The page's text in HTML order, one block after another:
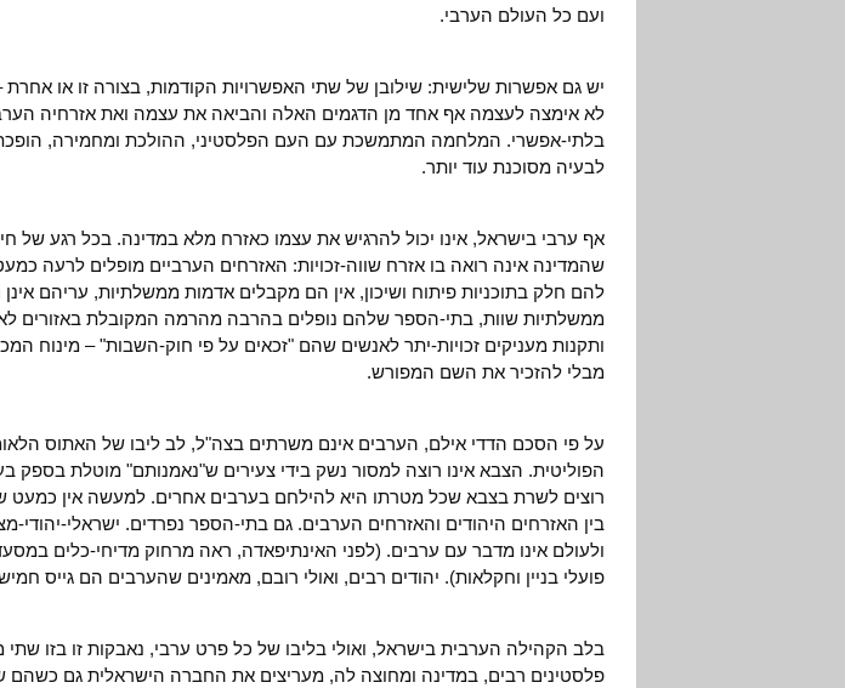
ועם כל העולם הערבי.
יש גם אפשרות שלישית: שילובן של שתי האפשרויות הקודמות, בצורה זו או
לא אימצה לעצמה אף אחד מן הדגמים האלה והביאה את עצמה ואת אזרחיה
בלתי-אפשרי. המלחמה המתמשכת עם העם הפלסטיני, ההולכת ומחמירה,
לבעיה מסוכנת עוד יותר.
אף ערבי בישראל, אינו יכול להרגיש את עצמו כאזרח מלא במדינה. בכל רגע של
שהמדינה אינה רואה בו אזרח שווה-זכויות: האזרחים הערביים מופלים לרעה
להם חלק בתוכניות פיתוח ושיכון, אין הם מקבלים אדמות ממשלתיות, עריהם
ממשלתיות שוות, בתי-הספר שלהם נופלים בהרבה מהרמה המקובלת באזורים
ותקנות מעניקים זכויות-יתר לאנשים שהם "זכאים על פי חוק-השבות" – מינוח
מבלי להזכיר את השם המפורש.
על פי הסכם הדדי אילם, הערבים אינם משרתים בצה"ל, לב ליבו של האתוס
הפוליטית. הצבא אינו רוצה למסור נשק בידי צעירים ש"נאמנותם" מוטלת בספק
רוצים לשרת בצבא שכל מטרתו היא להילחם בערבים אחרים. למעשה אין כמעט
בין האזרחים היהודים והאזרחים הערבים. גם בתי-הספר נפרדים. ישראלי-יהודי-
ולעולם אינו מדבר עם ערבים. (לפני האינתיפאדה, ראה מרחוק מדיחי-כלים
פועלי בניין וחקלאות). יהודים רבים, ואולי רובם, מאמינים שהערבים הם גייס
בלב הקהילה הערבית בישראל, ואולי בליבו של כל פרט ערבי, נאבקות זו בזו
פלסטינים רבים, במדינה ומחוצה לה, מעריצים את החברה הישראלית גם כשהם